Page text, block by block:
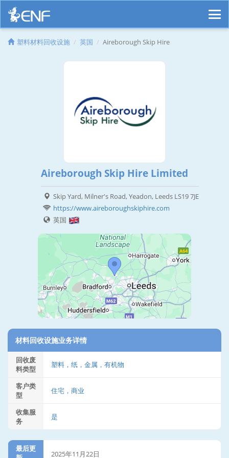
塑料材料回收设施 英国 Aireborough Skip Hire
Aireborough Skip Hire Limited
Skip Yard, Milner's Road, Yeadon, Leeds LS19 7JE
https://www.aireboroughskiphire.com
英国
材料回收设施业务详情
回收废
料类型
塑料，纸，金属，有机物
客户类
型
住宅，商业
收集服
务
是
最后更
2025年11月22日